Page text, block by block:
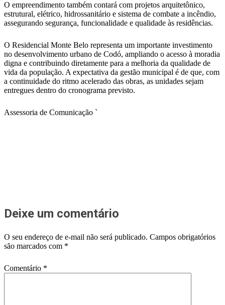
O empreendimento também contará com projetos arquitetônico,
estrutural, elétrico, hidrossanitário e sistema de combate a incêndio,
assegurando segurança, funcionalidade e qualidade às residências.
O Residencial Monte Belo representa um importante investimento
no desenvolvimento urbano de Codó, ampliando o acesso à moradia
digna e contribuindo diretamente para a melhoria da qualidade de
vida da população. A expectativa da gestão municipal é de que, com
a continuidade do ritmo acelerado das obras, as unidades sejam
entregues dentro do cronograma previsto.
Assessoria de Comunicação `
Deixe um comentário
O seu endereço de e-mail não será publicado. Campos obrigatórios
são marcados com *
Comentário *